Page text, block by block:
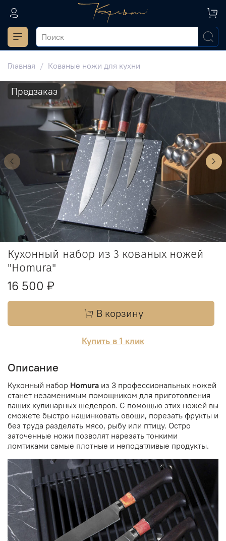
Главная Кованые ножи для кухни
Предзаказ
Кухонный набор из 3 кованых ножей
"Homura"
16 500 ₽
В корзину
Купить в 1 клик
Описание
Кухонный набор Homura из 3 профессиональных ножей
станет незаменимым помощником для приготовления
ваших кулинарных шедевров. С помощью этих ножей вы
сможете быстро нашинковать овощи, порезать фрукты и
без труда разделать мясо, рыбу или птицу. Остро
заточенные ножи позволят нарезать тонкими
ломтиками самые плотные и неподатливые продукты.